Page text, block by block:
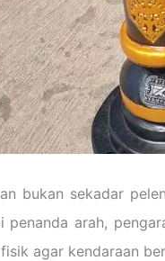
bukan sekadar
penanda arah,
agar kendaraan